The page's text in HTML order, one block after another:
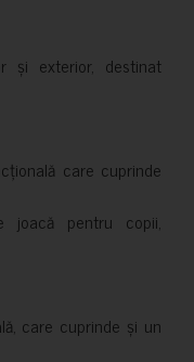
și exterior, destinat
care cuprinde
joacă pentru copii,
care cuprinde și un